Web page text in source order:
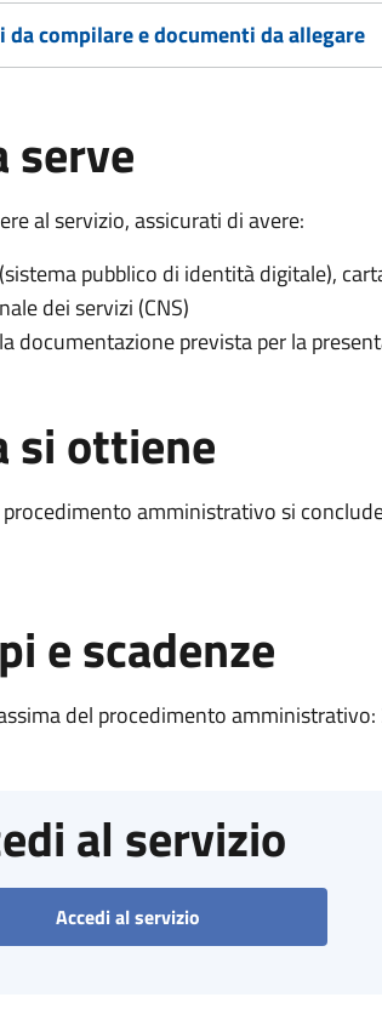
da compilare e documenti da allegare
serve
al servizio, assicurati di avere:
pubblico di identità digitale),
dei servizi (CNS)
documentazione prevista per la
si ottiene
amministrativo si
e scadenze
del procedimento
al servizio
Accedi al servizio